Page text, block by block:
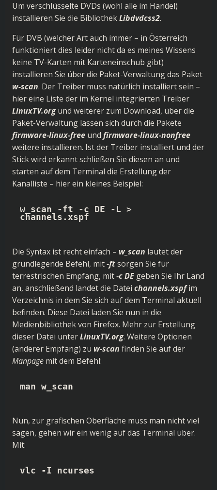
Um verschlüsselte DVDs (wohl alle im Handel)
installieren Sie die BibliothekLibdvdcss2.
Für DVB (welcher Art auch immer – in Österreich
funktioniert dies leider nicht da es meines Wissens
keine TV-Karten mit Karteneinschub gibt)
installieren Sie über die Paket-Verwaltung das Paket
w-scan. Der Treiber muss natürlich installiert sein –
hier eine Liste der im Kernel integrierten Treiber
LinuxTV.orgund weiterer zum Download, über die
Paket-Verwaltung lassen sich durch die Pakete
firmware-linux-free und firmware-linux-nonfree
weitere installieren. Ist der Treiber installiert und der
Stick wird erkannt schließen Sie diesen an und
starten auf dem Terminal die Erstellung der
Kanalliste – hier ein kleines Beispiel:
w_scan -ft -c DE -L >
channels.xspf
Die Syntax ist recht einfach – w_scan lautet der
grundlegende Befehl, mit-ftsorgen Sie für
terrestrischen Empfang, mit-c DE geben Sie Ihr Land
an, anschließend landet die Datei channels.xspfim
Verzeichnis in dem Sie sich auf dem Terminal aktuell
befinden. Diese Datei laden Sie nun in die
Medienbibliothek von Firefox. Mehr zur Erstellung
dieser Datei unterLinuxTV.org. Weitere Optionen
(anderer Empfang) zu w-scan finden Sie auf der
Manpage mit dem Befehl:
man w_scan
Nun, zur grafischen Oberfläche muss man nicht viel
sagen, gehen wir ein wenig auf das Terminal über.
Mit:
vlc -I ncurses